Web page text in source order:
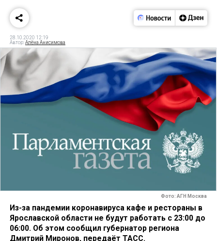
28.10.2020 12:19
Автор:Алёна Анисимова
Фото: АГН Москва
Из-за пандемии коронавируса кафе и рестораны в
Ярославской области не будут работать с 23:00 до
06:00. Об этом сообщил губернатор региона
Дмитрий Миронов, передаёт ТАСС.